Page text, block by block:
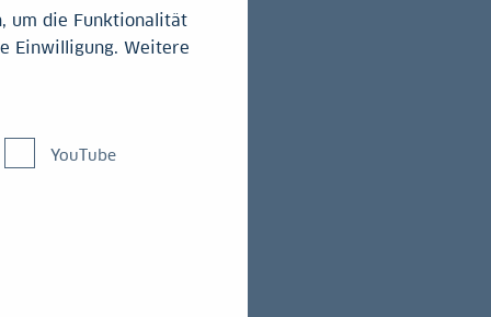
um die Funktionalität
Einwilligung. Weitere
YouTube